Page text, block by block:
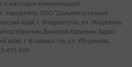
и массовых коммуникаций
Учредитель ООО "Дальневосточный
край, г. Владивосток, ул. Уборевича,
Юркевич Дмитрий Юрьевич. Адрес
край, г. Владивосток, ул. Уборевича,
415-600.